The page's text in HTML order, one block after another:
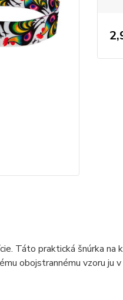
Táto praktická šnúrka na
obojstrannému vzoru ju